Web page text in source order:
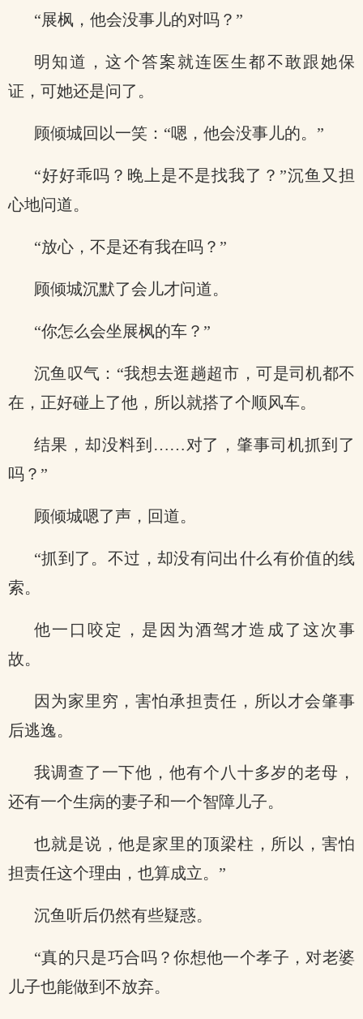
“展枫，他会没事儿的对吗？”
明知道，这个答案就连医生都不敢跟她保
证，可她还是问了。
顾倾城回以一笑：“嗯，他会没事儿的。”
“好好乖吗？晚上是不是找我了？”沉鱼又担
心地问道。
“放心，不是还有我在吗？”
顾倾城沉默了会儿才问道。
“你怎么会坐展枫的车？”
沉鱼叹气：“我想去逛趟超市，可是司机都不
在，正好碰上了他，所以就搭了个顺风车。
结果，却没料到……对了，肇事司机抓到了
吗？”
顾倾城嗯了声，回道。
“抓到了。不过，却没有问出什么有价值的线
索。
他一口咬定，是因为酒驾才造成了这次事
故。
因为家里穷，害怕承担责任，所以才会肇事
后逃逸。
我调查了一下他，他有个八十多岁的老母，
还有一个生病的妻子和一个智障儿子。
也就是说，他是家里的顶梁柱，所以，害怕
担责任这个理由，也算成立。”
沉鱼听后仍然有些疑惑。
“真的只是巧合吗？你想他一个孝子，对老婆
儿子也能做到不放弃。